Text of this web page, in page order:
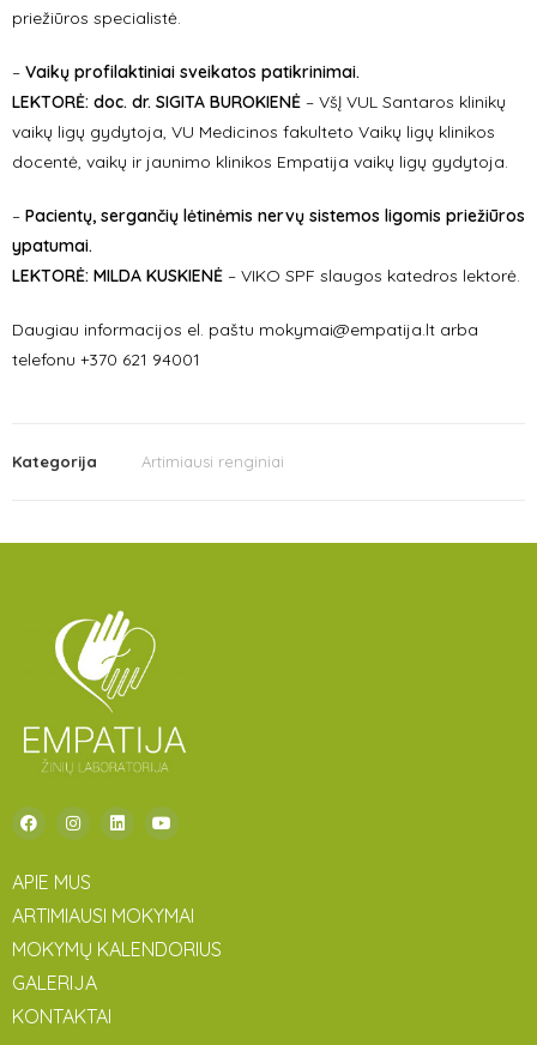
priežiūros specialistė.
– Vaikų profilaktiniai sveikatos patikrinimai.
LEKTORĖ: doc. dr. SIGITA BUROKIENĖ – VšĮ VUL Santaros klinikų
vaikų ligų gydytoja, VU Medicinos fakulteto Vaikų ligų klinikos
docentė, vaikų ir jaunimo klinikos Empatija vaikų ligų gydytoja.
– Pacientų, sergančių lėtinėmis nervų sistemos ligomis priežiūros
ypatumai.
LEKTORĖ: MILDA KUSKIENĖ – VIKO SPF slaugos katedros lektorė.
Daugiau informacijos el. paštu mokymai@empatija.lt arba
telefonu +370 621 94001
Kategorija Artimiausi renginiai
APIE MUS
ARTIMIAUSI MOKYMAI
MOKYMŲ KALENDORIUS
GALERIJA
KONTAKTAI